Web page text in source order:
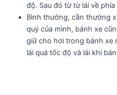
độ. Sau đó từ từ lái về
Bình thường, cần thường
quý của mình, bánh xe
giữ cho hơi trong bánh xe
lái quá tốc độ và lái khi